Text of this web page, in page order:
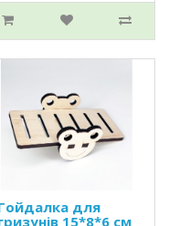
для
15*8*6 см